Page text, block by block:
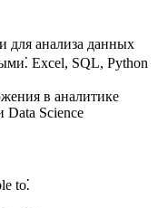
для анализа данных
Excel, SQL, Python
в аналитике
Data Science
to⁚